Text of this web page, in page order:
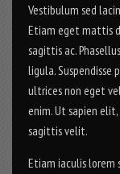
Vestibulum sed
Etiam eget mattis
sagittis ac.
ligula. Suspendisse
ultrices non eget
enim. Ut sapien
sagittis velit.
Etiam iaculis lorem